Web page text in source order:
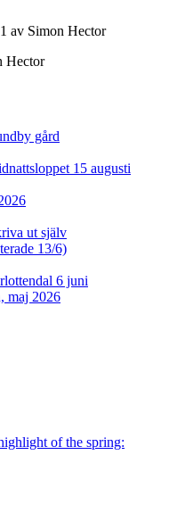
av Simon Hector
Hector
gård
15 augusti
ut själv
13/6)
6 juni
maj 2026
of the spring: